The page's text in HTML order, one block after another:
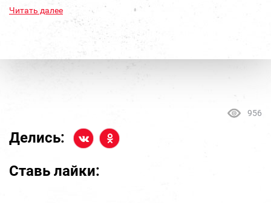
Читать далее
956
Делись:
Ставь лайки: